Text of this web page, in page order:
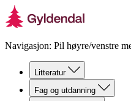
Navigasjon: Pil høyre/venstre
Litteratur
Fag og utdanning